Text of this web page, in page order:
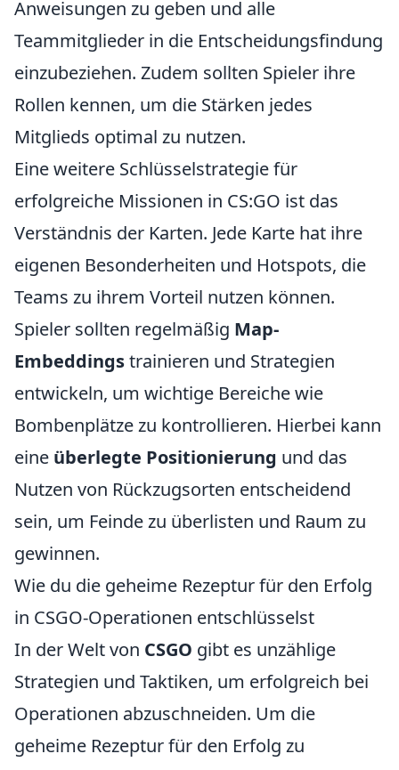
Anweisungen zu geben und alle
Teammitglieder in die Entscheidungsfindung
einzubeziehen. Zudem sollten Spieler ihre
Rollen kennen, um die Stärken jedes
Mitglieds optimal zu nutzen.
Eine weitere Schlüsselstrategie für
erfolgreiche Missionen in CS:GO ist das
Verständnis der Karten. Jede Karte hat ihre
eigenen Besonderheiten und Hotspots, die
Teams zu ihrem Vorteil nutzen können.
Spieler sollten regelmäßig Map-
Embeddingstrainieren und Strategien
entwickeln, um wichtige Bereiche wie
Bombenplätze zu kontrollieren. Hierbei kann
eine überlegte Positionierung und das
Nutzen von Rückzugsorten entscheidend
sein, um Feinde zu überlisten und Raum zu
gewinnen.
Wie du die geheime Rezeptur für den Erfolg
in CSGO-Operationen entschlüsselst
In der Welt von CSGO gibt es unzählige
Strategien und Taktiken, um erfolgreich bei
Operationen abzuschneiden. Um die
geheime Rezeptur für den Erfolg zu